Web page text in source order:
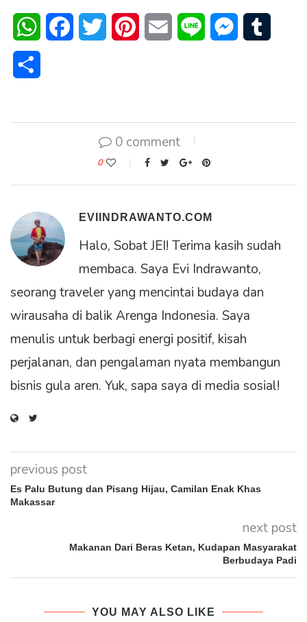
WhatsAppFacebookTwitter PinterestEmail Line Messenger
0 comment
0
EVIINDRAWANTO.COM
Halo, Sobat JEI! Terima kasih sudah
membaca. Saya Evi Indrawanto,
seorang traveler yang mencintai budaya dan
wirausaha di balik Arenga Indonesia. Saya
menulis untuk berbagi energi positif, kisah
perjalanan, dan pengalaman nyata membangun
bisnis gula aren. Yuk, sapa saya di media sosial!
previous post
Es Palu Butung dan Pisang Hijau, Camilan Enak Khas
Makassar
next post
Makanan Dari Beras Ketan, Kudapan Masyarakat
Berbudaya Padi
YOU MAY ALSO LIKE